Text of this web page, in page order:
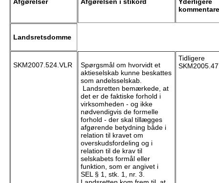
Landsretsdomme
SKM2007.524.VLR
Spørgsmål om hvorvidt et
aktieselskab kunne beskattes
som andelsselskab.
Landsretten bemærkede, at
det er de faktiske forhold i
virksomheden - og ikke
nødvendigvis de formelle
forhold - der skal tillægges
afgørende betydning både i
relation til kravet om
overskudsfordeling og i
relation til de krav til
selskabets formål eller
funktion, som er angivet i
SEL § 1, stk. 1, nr. 3.
Tidligere